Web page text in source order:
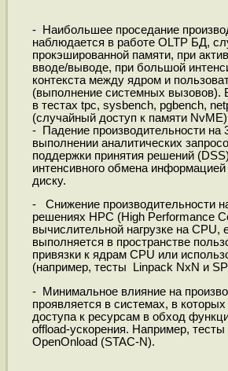
- Наибольшее проседание
наблюдается в работе OLTP БД,
прокэшированной памяти, при
вводе/выводе, при большой
контекста между ядром и
(выполнение системных
в тестах tpc, sysbench, pgbench,
(случайный доступ к памяти
- Падение производительности на
выполнении аналитических
поддержки принятия решений
интенсивного обмена
диску.
- Снижение производительности
решениях HPC (High Performance
вычислительной нагрузке на CPU,
выполняется в пространстве
привязки к ядрам CPU или
(например, тесты Linpack NxN и
- Минимальное влияние на
проявляется в системах, в
доступа к ресурсам в обход
offload-ускорения. Например,
OpenOnload (STAC-N).